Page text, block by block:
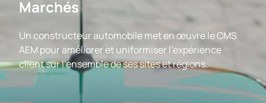
Marchés
Un constructeur automobile met en œuvre le CMS
AEM pour améliorer et uniformiser l'expérience
client sur l'ensemble de ses sites et régions.